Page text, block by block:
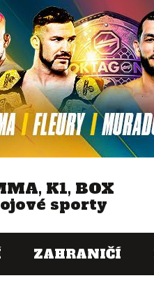
K1, BOX
sporty
ZAHRANIČÍ